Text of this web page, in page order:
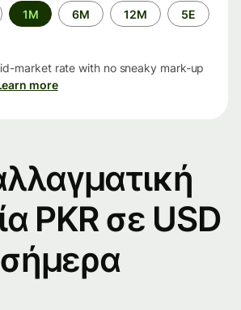
1M 6M 12M 5Ε
market rate with no sneaky mark-up
more
PKR σε USD
σήμερα